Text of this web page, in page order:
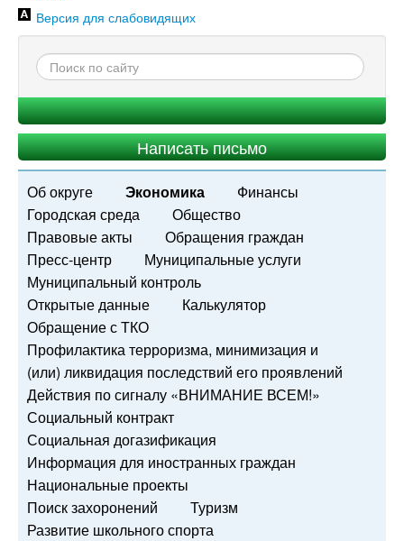
Версия для слабовидящих
Написать письмо
Об округе Экономика
Финансы
Городская среда
Общество
Правовые акты
Обращения граждан
Пресс-центр
Муниципальные услуги
Муниципальный контроль
Открытые данные
Калькулятор
Обращение с ТКО
Профилактика терроризма, минимизация и
(или) ликвидация последствий его проявлений
Действия по сигналу «ВНИМАНИЕ ВСЕМ!»
Социальный контракт
Социальная догазификация
Информация для иностранных граждан
Национальные проекты
Поиск захоронений
Туризм
Развитие школьного спорта